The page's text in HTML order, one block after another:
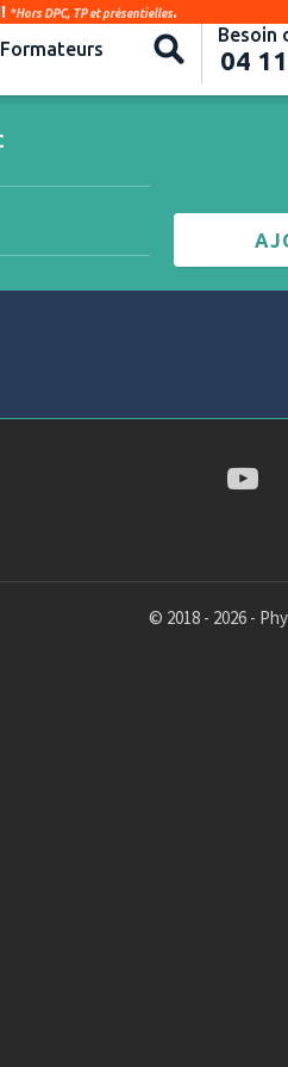
Formateurs Recherche
Besoin
04
*Hors DPC, TP et présentielles.
© 2018 - 2026 -